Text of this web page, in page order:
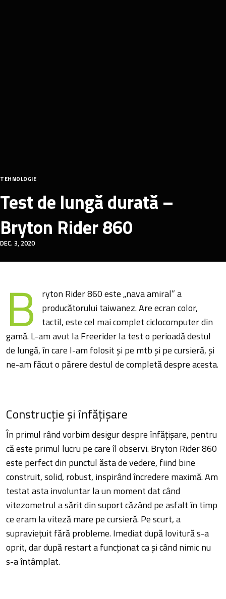
TEHNOLOGIE
Test de lungă durată –
Bryton Rider 860
DEC. 3, 2020
B
ryton Rider 860 este „nava amiral” a
producătorului taiwanez. Are ecran color,
tactil, este cel mai complet ciclocomputer din
gamă. L-am avut la Freerider la test o perioadă destul
de lungă, în care l-am folosit și pe mtb și pe cursieră, și
ne-am făcut o părere destul de completă despre acesta.
Construcție și înfățișare
În primul rând vorbim desigur despre înfățișare, pentru
că este primul lucru pe care îl observi. Bryton Rider 860
este perfect din punctul ăsta de vedere, fiind bine
construit, solid, robust, inspirând încredere maximă. Am
testat asta involuntar la un moment dat când
vitezometrul a sărit din suport căzând pe asfalt în timp
ce eram la viteză mare pe cursieră. Pe scurt, a
supraviețuit fără probleme. Imediat după lovitură s-a
oprit, dar după restart a funcționat ca și când nimic nu
s-a întâmplat.